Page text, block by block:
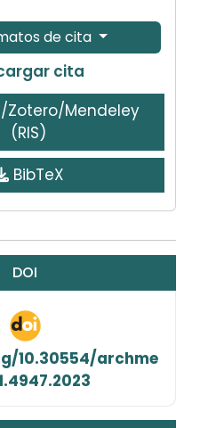
de cita
cita
Mendeley
(RIS)
BibTeX
DOI
10.30554/archme